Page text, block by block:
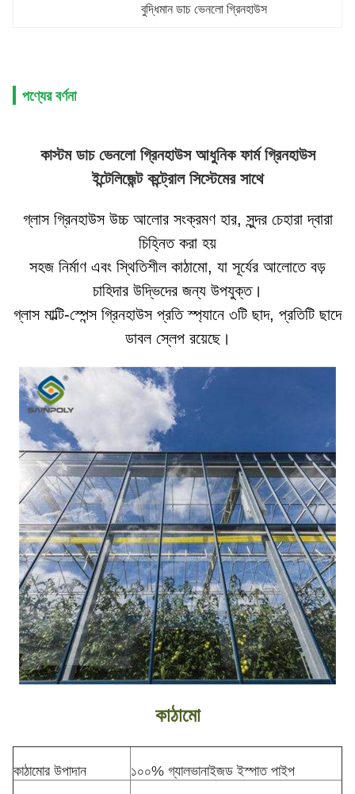
বুদ্ধিমান ডাচ ভেনলো গ্রিনহাউস
পণ্যের বর্ণনা
কাস্টম ডাচ ভেনলো গ্রিনহাউস আধুনিক ফার্ম গ্রিনহাউস
ইন্টেলিজেন্ট কন্ট্রোল সিস্টেমের সাথে
গ্লাস গ্রিনহাউস উচ্চ আলোর সংক্রমণ হার, সুন্দর চেহারা দ্বারা
চিহ্নিত করা হয়
সহজ নির্মাণ এবং স্থিতিশীল কাঠামো, যা সূর্যের আলোতে বড়
চাহিদার উদ্ভিদের জন্য উপযুক্ত।
গ্লাস মাল্টি-স্পেন্স গ্রিনহাউস প্রতি স্প্যানে ৩টি ছাদ, প্রতিটি ছাদে
ডাবল স্লেপ রয়েছে।
কাঠামো
কাঠামোর উপাদান ১০০% গ্যালভানাইজড ইস্পাত পাইপ